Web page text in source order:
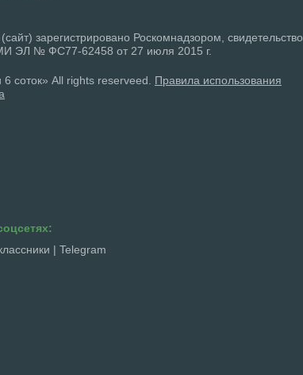
зарегистрировано Роскомнадзором, свидетельство
ЭЛ № ФС77-62458 от 27 июля 2015 г.
соток» All rights reserveed. Правила использования
| Telegram